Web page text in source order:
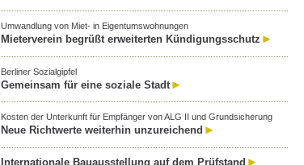
Umwandlung von Miet- in Eigentumswohnungen
Mieterverein begrüßt erweiterten Kündigungsschutz
Berliner Sozialgipfel
Gemeinsam für eine soziale Stadt
Kosten der Unterkunft für Empfänger von ALG II und Grundsicherung
Neue Richtwerte weiterhin unzureichend
Internationale Bauausstellung auf dem Prüfstand